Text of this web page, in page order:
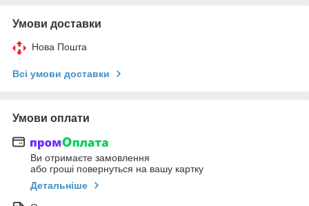
Умови доставки
Нова Пошта
Всі умови доставки
Умови оплати
Ви отримаєте замовлення
або гроші повернуться на вашу картку
Детальніше